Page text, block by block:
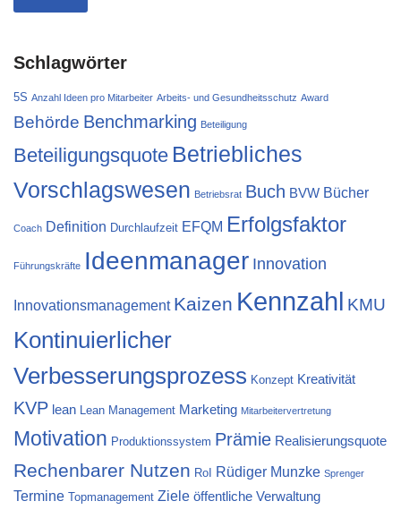
Schlagwörter
5S Anzahl Ideen pro Mitarbeiter Arbeits- und Gesundheitsschutz Award
Behörde Benchmarking Beteiligung
Beteiligungsquote Betriebliches
Vorschlagswesen Betriebsrat Buch BVW Bücher
Coach Definition Durchlaufzeit EFQM Erfolgsfaktor
Führungskräfte Ideenmanager Innovation
Innovationsmanagement Kaizen Kennzahl KMU
Kontinuierlicher
Verbesserungsprozess Konzept Kreativität
KVP lean Lean Management Marketing Mitarbeitervertretung
Motivation Produktionssystem Prämie Realisierungsquote
Rechenbarer Nutzen RoI Rüdiger Munzke Sprenger
Termine Topmanagement Ziele öffentliche Verwaltung